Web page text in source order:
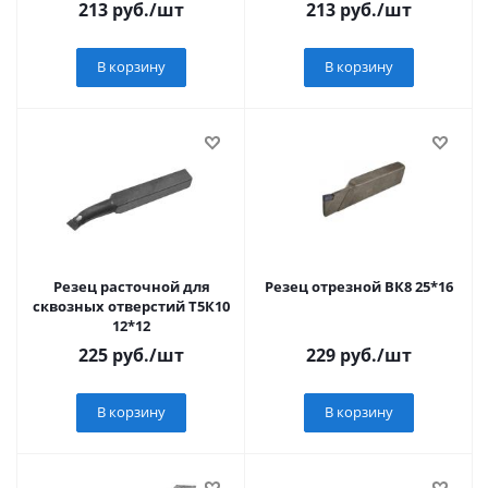
213 руб./шт
В корзину
213 руб./шт
В корзину
Резец расточной для
сквозных отверстий Т5К10
12*12
225 руб./шт
В корзину
Резец отрезной ВК8 25*16
229 руб./шт
В корзину